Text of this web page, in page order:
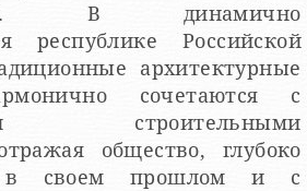
В динамично
республике Российской
архитектурные
сочетаются с
строительными
общество, глубоко
в своем прошлом и с